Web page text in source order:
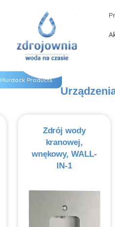
Murdock Products
Zdrój wody
kranowej,
wnękowy, WALL-
IN-1